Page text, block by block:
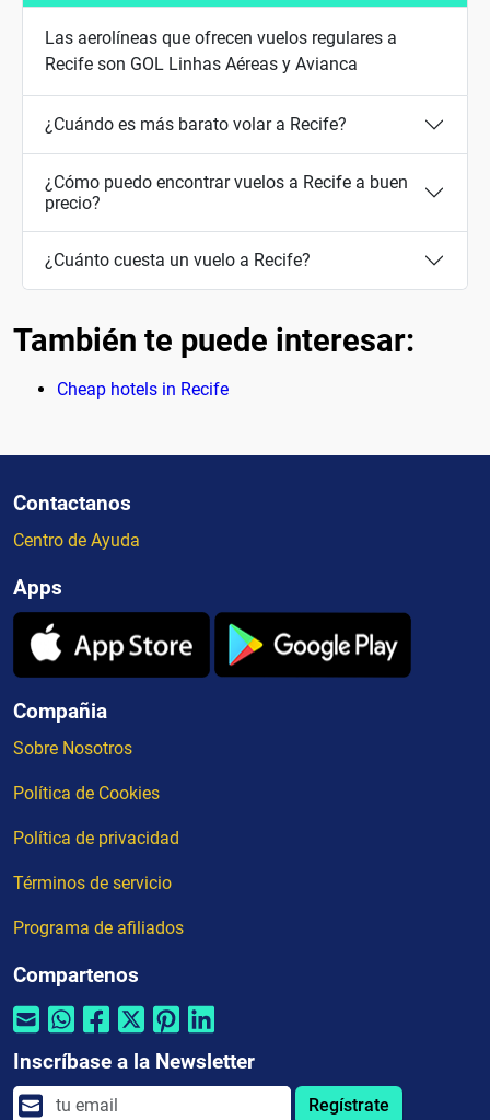
Las aerolíneas que ofrecen vuelos regulares a
Recife son GOL Linhas Aéreas y Avianca
¿Cuándo es más barato volar a Recife?
¿Cómo puedo encontrar vuelos a Recife a buen
precio?
¿Cuánto cuesta un vuelo a Recife?
También te puede interesar:
Cheap hotels in Recife
Contactanos
Centro de Ayuda
Apps
Compañia
Sobre Nosotros
Política de Cookies
Política de privacidad
Términos de servicio
Programa de afiliados
Compartenos
Inscríbase a la Newsletter
Regístrate